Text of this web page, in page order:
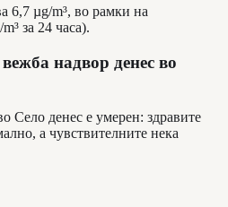
6,7 µg/m³, во рамки на
за 24 часа).
надвор денес во
Село денес е умерен: здравите
а чувствителните нека